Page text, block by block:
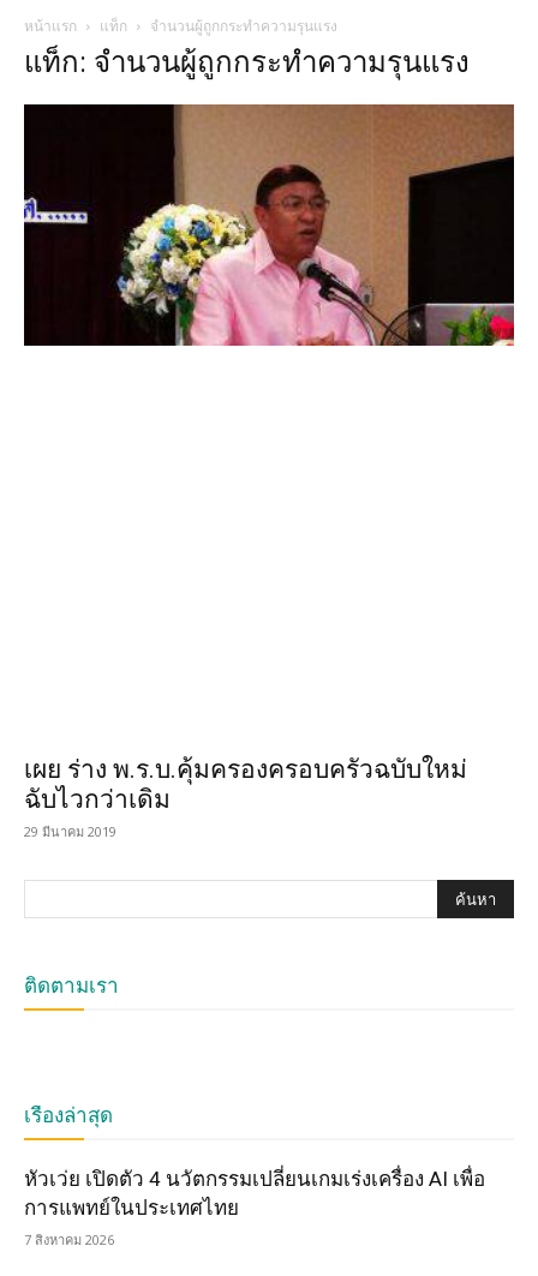
หน้าแรก แท็ก จำนวนผู้ถูกกระทำความรุนแรง
แท็ก: จำนวนผู้ถูกกระทำความรุนแรง
เผย ร่าง พ.ร.บ.คุ้มครองครอบครัวฉบับใหม่
ฉับไวกว่าเดิม
29 มีนาคม 2019
ติดตามเรา
เรื่องล่าสุด
หัวเว่ย เปิดตัว 4 นวัตกรรมเปลี่ยนเกมเร่งเครื่อง AI เพื่อ
การแพทย์ในประเทศไทย
7 สิงหาคม 2026